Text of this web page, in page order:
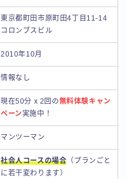
東京都町田市原町田4丁目11-14
コロンブスビル
2010年10月
情報なし
現在50分 x 2回の無料体験キャン
ペーン実施中！
マンツーマン
社会人コースの場合 （プランごと
に若干変わります）